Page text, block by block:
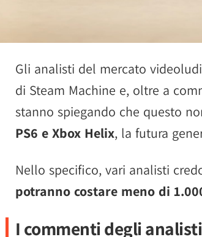
Gli analisti del mercato
di Steam Machine e, oltre a
stanno spiegando che questo
PS6 e Xbox Helix, la futura
Nello specifico, vari analisti
potranno costare meno di
I commenti degli